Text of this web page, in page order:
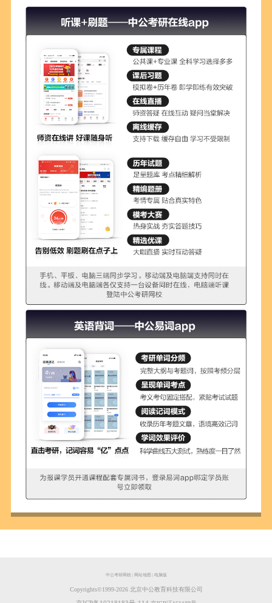
中公考研网校| 网站地图 电脑版
Copyrights©️1999-2026北京中公教育科技有限公司